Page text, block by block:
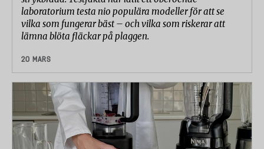
laboratorium testa nio populära modeller för att se
vilka som fungerar bäst – och vilka som riskerar att
lämna blöta fläckar på plaggen.
20 MARS